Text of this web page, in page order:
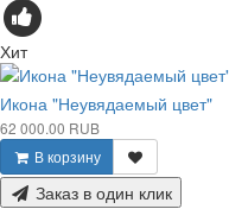
Хит
Икона "Неувядаемый цвет"
62 000.00 RUB
В корзину
Заказ в один клик